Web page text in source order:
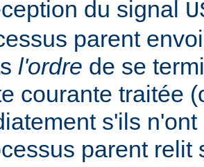
du signal
parent
l'ordre de se
courante traitée
s'ils
parent relit